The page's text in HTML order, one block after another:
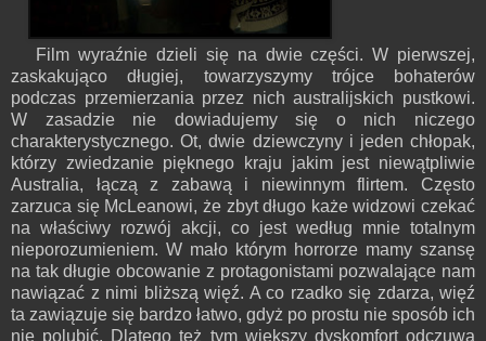
Film wyraźnie dzieli się na dwie części. W pierwszej,
zaskakująco długiej, towarzyszymy trójce bohaterów
podczas przemierzania przez nich australijskich pustkowi.
W zasadzie nie dowiadujemy się o nich niczego
charakterystycznego. Ot, dwie dziewczyny i jeden chłopak,
którzy zwiedzanie pięknego kraju jakim jest niewątpliwie
Australia, łączą z zabawą i niewinnym flirtem. Często
zarzuca się McLeanowi, że zbyt długo każe widzowi czekać
na właściwy rozwój akcji, co jest według mnie totalnym
nieporozumieniem. W mało którym horrorze mamy szansę
na tak długie obcowanie z protagonistami pozwalające nam
nawiązać z nimi bliższą więź. A co rzadko się zdarza, więź
ta zawiązuje się bardzo łatwo, gdyż po prostu nie sposób ich
nie polubić. Dlatego też tym większy dyskomfort odczuwa